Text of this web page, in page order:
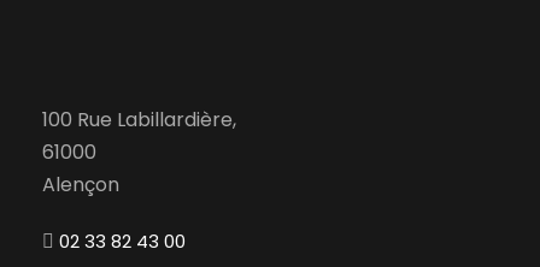
100 Rue Labillardière,
61000
Alençon
02 33 82 43 00